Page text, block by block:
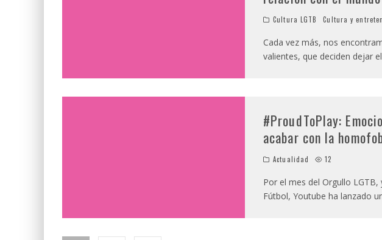
Cultura LGTB Cultura y
Cada vez más, nos
valientes, que deciden dejar
#ProudToPlay:
acabar con la
Actualidad 12
Por el mes del Orgullo
Fútbol, Youtube ha lanzado